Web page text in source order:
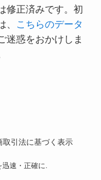
修正済みです。初
こちらのデータ
迷惑をおかけしま
取引法に基づく表示
速・正確に.